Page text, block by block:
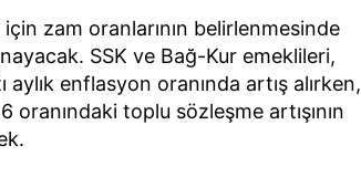
zam oranlarının belirlenmesinde
SSK ve Bağ-Kur emeklileri,
enflasyon oranında artış alırken,
oranındaki toplu sözleşme artışının